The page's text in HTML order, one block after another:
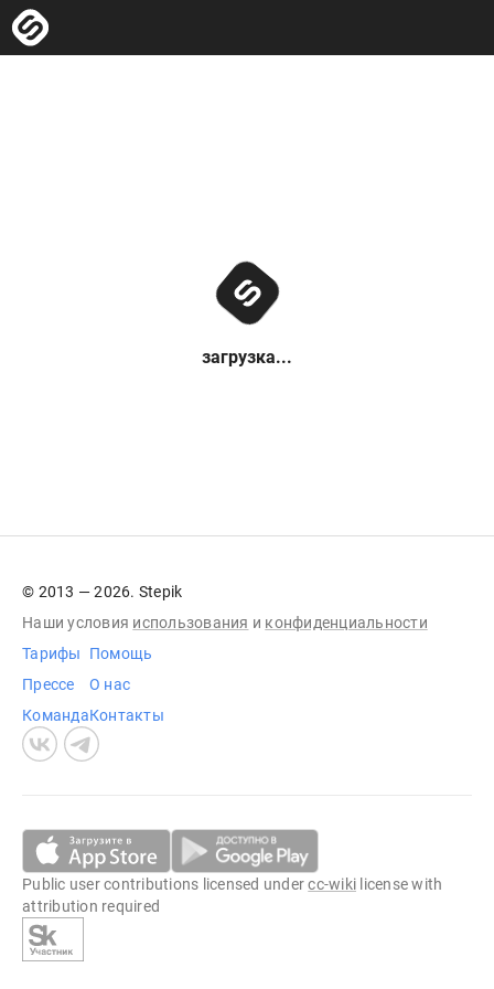
загрузка...
© 2013 — 2026. Stepik
Наши условия использования и конфиденциальности
Тарифы
Прессе
Команда
Помощь
О нас
Контакты
Public user contributions licensed undercc-wiki license with
attribution required